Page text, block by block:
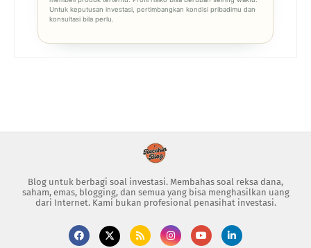
Untuk keputusan investasi, pertimbangkan kondisi pribadimu dan
konsultasi bila perlu.
Blog untuk berbagi soal investasi. Membahas soal reksa dana,
saham, emas, blogging, dan semua yang bisa menghasilkan uang
dari Internet. Kami bukan profesional penasihat investasi.